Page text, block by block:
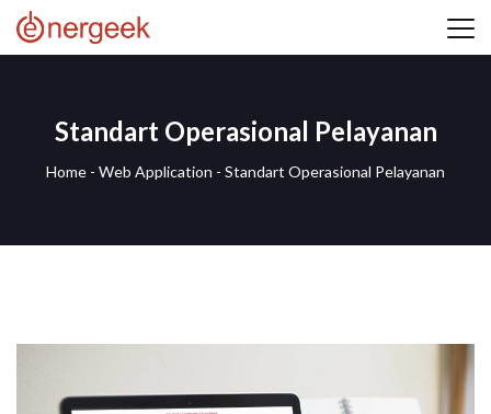
Standart Operasional Pelayanan
Home - Web Application - Standart Operasional Pelayanan